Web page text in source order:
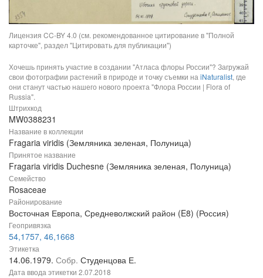
Лицензия CC-BY 4.0 (см. рекомендованное цитирование в "Полной
карточке", раздел "Цитировать для публикации")
Хочешь принять участие в создании "Атласа флоры России"? Загружай
свои фотографии растений в природе и точку съемки на iNaturalist, где
они станут частью нашего нового проекта "Флора России | Flora of
Russia".
Штрихкод
MW0388231
Название в коллекции
Fragaria viridis (Земляника зеленая, Полуница)
Принятое название
Fragaria viridis Duchesne (Земляника зеленая, Полуница)
Семейство
Rosaceae
Районирование
Восточная Европа, Средневолжский район (E8) (Россия)
Геопривязка
54,1757, 46,1668
Этикетка
14.06.1979. Собр. Студенцова Е.
Дата ввода этикетки 2.07.2018